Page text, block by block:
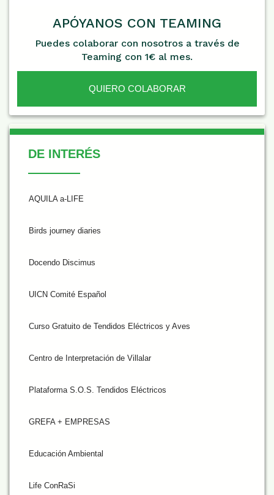
APÓYANOS CON TEAMING
Puedes colaborar con nosotros a través de
Teaming con 1€ al mes.
QUIERO COLABORAR
De Interés
DE INTERÉS
AQUILA a-LIFE
Birds journey diaries
Docendo Discimus
UICN Comité Español
Curso Gratuito de Tendidos Eléctricos y Aves
Centro de Interpretación de Villalar
Plataforma S.O.S. Tendidos Eléctricos
GREFA + EMPRESAS
Educación Ambiental
Life ConRaSi